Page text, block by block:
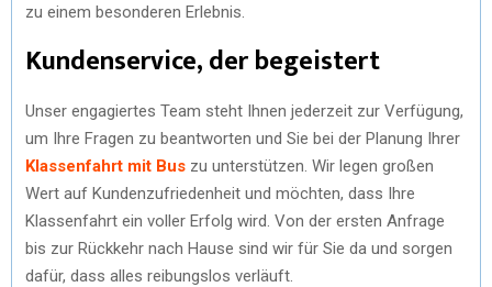
zu einem besonderen Erlebnis.
Kundenservice, der begeistert
Unser engagiertes Team steht Ihnen jederzeit zur Verfügung,
um Ihre Fragen zu beantworten und Sie bei der Planung Ihrer
Klassenfahrt mit Bus zu unterstützen. Wir legen großen
Wert auf Kundenzufriedenheit und möchten, dass Ihre
Klassenfahrt ein voller Erfolg wird. Von der ersten Anfrage
bis zur Rückkehr nach Hause sind wir für Sie da und sorgen
dafür, dass alles reibungslos verläuft.